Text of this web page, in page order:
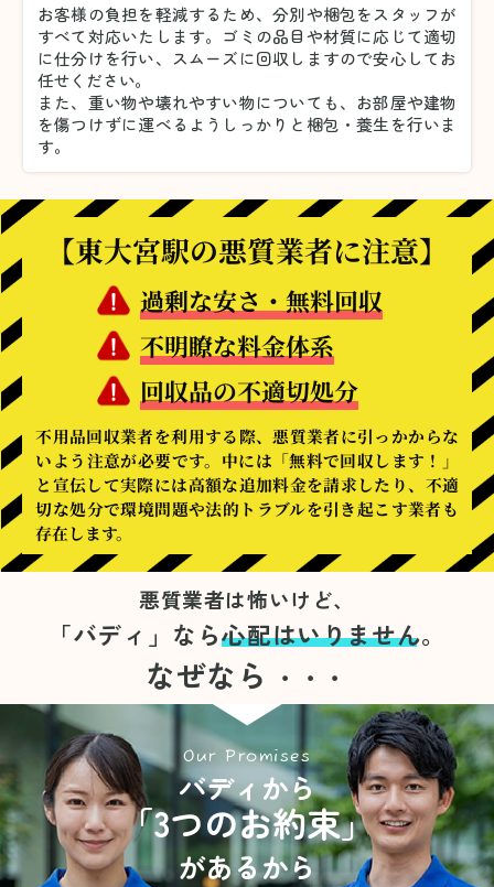
お客様の負担を軽減するため、分別や梱包をスタッフが
すべて対応いたします。 ゴミの品目や材質に応じて適切
に仕分けを行い、スムーズに回収しますので安心してお
任せください。
また、重い物や壊れやすい物についても、お部屋や建物
を傷つけずに運べるようしっかりと梱包・養生を行いま
す。
【東大宮駅の悪質業者に注意】
過剰な安さ・無料回収
不明瞭な料金体系
回収品の不適切処分
不用品回収業者を利用する際、悪質業者に引っかからな
いよう注意が必要です。中には「無料で回収します！」
と宣伝して実際には高額な追加料金を請求したり、不適
切な処分で環境問題や法的トラブルを引き起こす業者も
存在します。
悪質業者は怖いけど、
「バディ」なら心配はいりません。
なぜなら ・・・
Our Promises
バディから
「3つのお約束」
があるから